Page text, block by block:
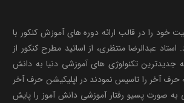
خود را در قالب ارائه دوره های آموزش کنکور با
عبدالرضا منتظری، از اساتید مطرح کنکور از
ارائه جدیدترین تکنولوژی های آموزشی دنیا به دانش
حرف آخر را تاسیس نمودند در اپلیکیشن حرف آخر
صورت پسیو رفتار آموزشی دانش آموز را پایش